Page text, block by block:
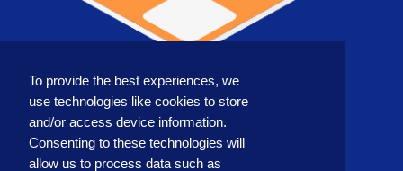
COUNTRY
To provide the best experiences, we
use technologies like cookies to store
and/or access device information.
Consenting to these technologies will
allow us to process data such as